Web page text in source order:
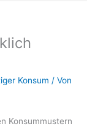
Konsum / Von
Konsummustern